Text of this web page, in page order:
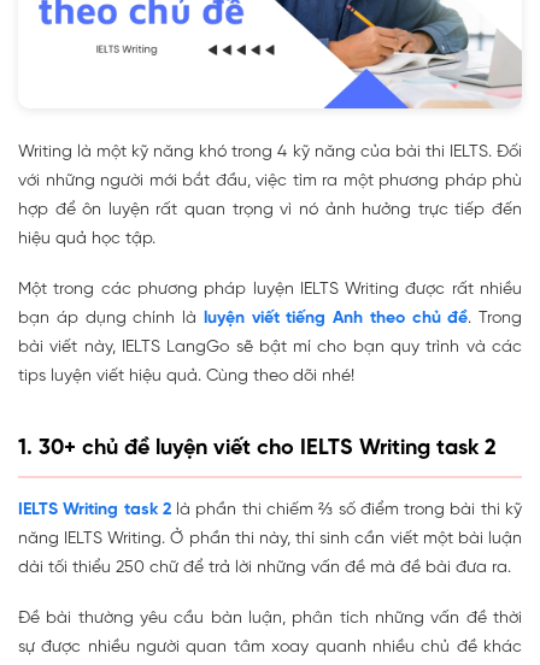
Writing là một kỹ năng khó trong 4 kỹ năng của bài thi IELTS. Đối
với những người mới bắt đầu, việc tìm ra một phương pháp phù
hợp để ôn luyện rất quan trọng vì nó ảnh hưởng trực tiếp đến
hiệu quả học tập.
Một trong các phương pháp luyện IELTS Writing được rất nhiều
bạn áp dụng chính là luyện viết tiếng Anh theo chủ đề. Trong
bài viết này, IELTS LangGo sẽ bật mí cho bạn quy trình và các
tips luyện viết hiệu quả. Cùng theo dõi nhé!
1. 30+ chủ đề luyện viết cho IELTS Writing task 2
IELTS Writing task 2là phần thi chiếm ⅔ số điểm trong bài thi kỹ
năng IELTS Writing. Ở phần thi này, thí sinh cần viết một bài luận
dài tối thiểu 250 chữ để trả lời những vấn đề mà đề bài đưa ra.
Đề bài thường yêu cầu bàn luận, phân tích những vấn đề thời
sự được nhiều người quan tâm xoay quanh nhiều chủ đề khác